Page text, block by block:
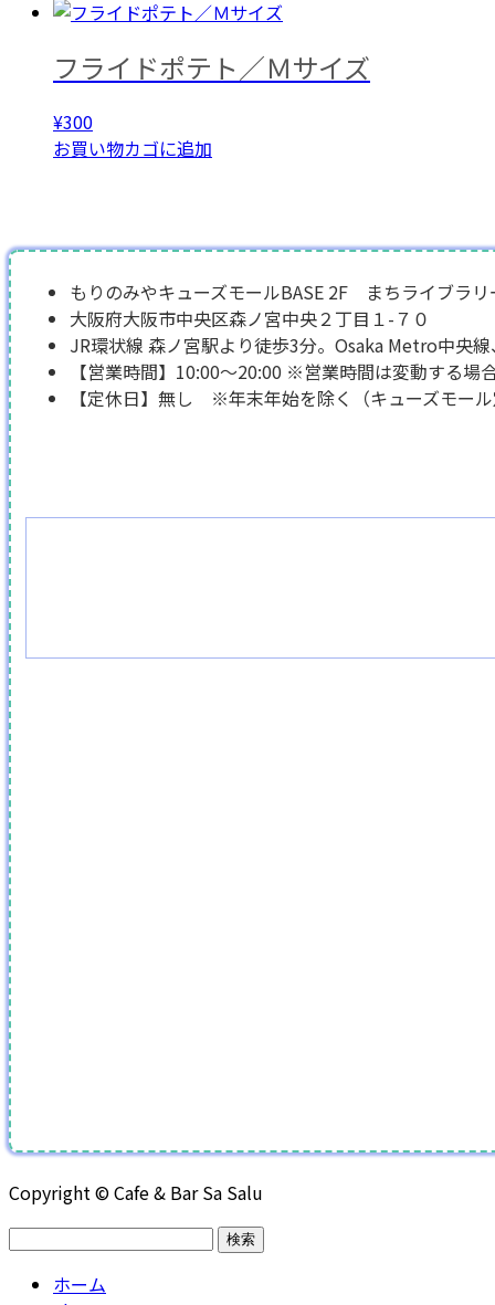
フライドポテト／Ｍサイズ
¥300
お買い物カゴに追加
もりのみやキューズモールBASE 2F まちライブラリ
大阪府大阪市中央区森ノ宮中央２丁目１-７０
JR環状線 森ノ宮駅より徒歩3分。Osaka Metro中央
【営業時間】10:00～20:00 ※営業時間は変動する場
【定休日】無し ※年末年始を除く（キューズモー
Copyright © Cafe & Bar Sa Salu
検
ホーム